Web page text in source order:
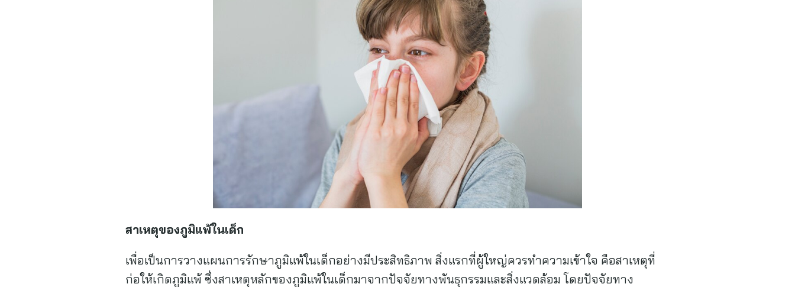
สาเหตุของภูมิแพ้ในเด็ก
เพื่อเป็นการวางแผนการรักษาภูมิแพ้ในเด็กอย่างมีประสิทธิภาพ สิ่งแรกที่ผู้ใหญ่ควรทำความเข้าใจ คือสาเหตุที่
ก่อให้เกิดภูมิแพ้ ซึ่งสาเหตุหลักของภูมิแพ้ในเด็กมาจากปัจจัยทางพันธุกรรมและสิ่งแวดล้อม โดยปัจจัยทาง